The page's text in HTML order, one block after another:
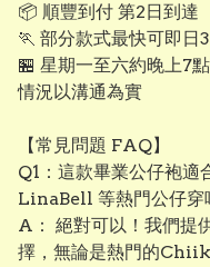
📦 順豐到付 第2日到達
🏃 部分款式最快可即日
🏪 星期一至六約晚上7
情況以溝通為實
【常見問題 FAQ】
Q1：這款畢業公仔袍
LinaBell 等熱門公仔穿
A： 絕對可以！我們提
擇，無論是熱門的